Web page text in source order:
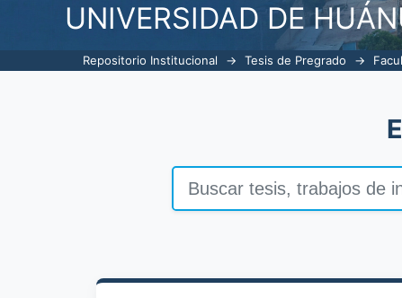
UNIVERSIDAD DE
Repositorio Institucional → Tesis de Pregrado →